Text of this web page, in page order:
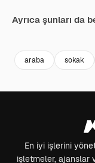
Ayrıca şunları da
araba sokak
En iyi işlerini
işletmeler, ajanslar